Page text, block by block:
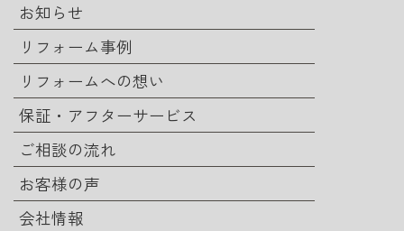
お知らせ
リフォーム事例
リフォームへの想い
保証・アフターサービス
ご相談の流れ
お客様の声
会社情報